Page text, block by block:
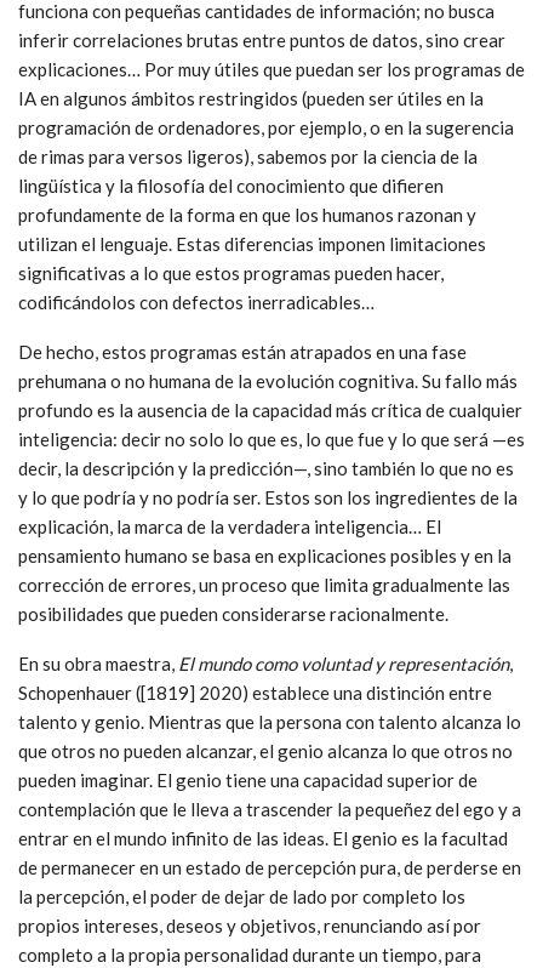
funciona con pequeñas cantidades de información; no busca
inferir correlaciones brutas entre puntos de datos, sino crear
explicaciones… Por muy útiles que puedan ser los programas de
IA en algunos ámbitos restringidos (pueden ser útiles en la
programación de ordenadores, por ejemplo, o en la sugerencia
de rimas para versos ligeros), sabemos por la ciencia de la
lingüística y la filosofía del conocimiento que difieren
profundamente de la forma en que los humanos razonan y
utilizan el lenguaje. Estas diferencias imponen limitaciones
significativas a lo que estos programas pueden hacer,
codificándolos con defectos inerradicables…
De hecho, estos programas están atrapados en una fase
prehumana o no humana de la evolución cognitiva. Su fallo más
profundo es la ausencia de la capacidad más crítica de cualquier
inteligencia: decir no solo lo que es, lo que fue y lo que será —es
decir, la descripción y la predicción—, sino también lo que no es
y lo que podría y no podría ser. Estos son los ingredientes de la
explicación, la marca de la verdadera inteligencia… El
pensamiento humano se basa en explicaciones posibles y en la
corrección de errores, un proceso que limita gradualmente las
posibilidades que pueden considerarse racionalmente.
En su obra maestra, El mundo como voluntad y representación,
Schopenhauer ([1819] 2020) establece una distinción entre
talento y genio. Mientras que la persona con talento alcanza lo
que otros no pueden alcanzar, el genio alcanza lo que otros no
pueden imaginar. El genio tiene una capacidad superior de
contemplación que le lleva a trascender la pequeñez del ego y a
entrar en el mundo infinito de las ideas. El genio es la facultad
de permanecer en un estado de percepción pura, de perderse en
la percepción, el poder de dejar de lado por completo los
propios intereses, deseos y objetivos, renunciando así por
completo a la propia personalidad durante un tiempo, para